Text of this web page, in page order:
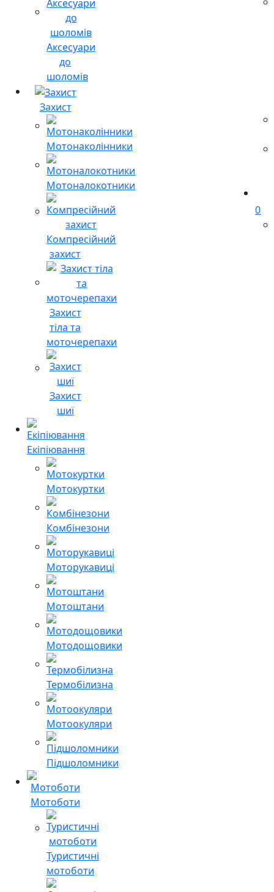
Аксесуари
до
шоломів
Захист
Мотонаколінники
Мотоналокотники
Компресійний
захист
Захист
тіла та
моточерепахи
Захист
шиї
Екіпіювання
Мотокуртки
Комбінезони
Моторукавиці
Мотоштани
Мотодощовики
Термобілизна
Мотоокуляри
Підшоломники
Мотоботи
Туристичні
мотоботи
0